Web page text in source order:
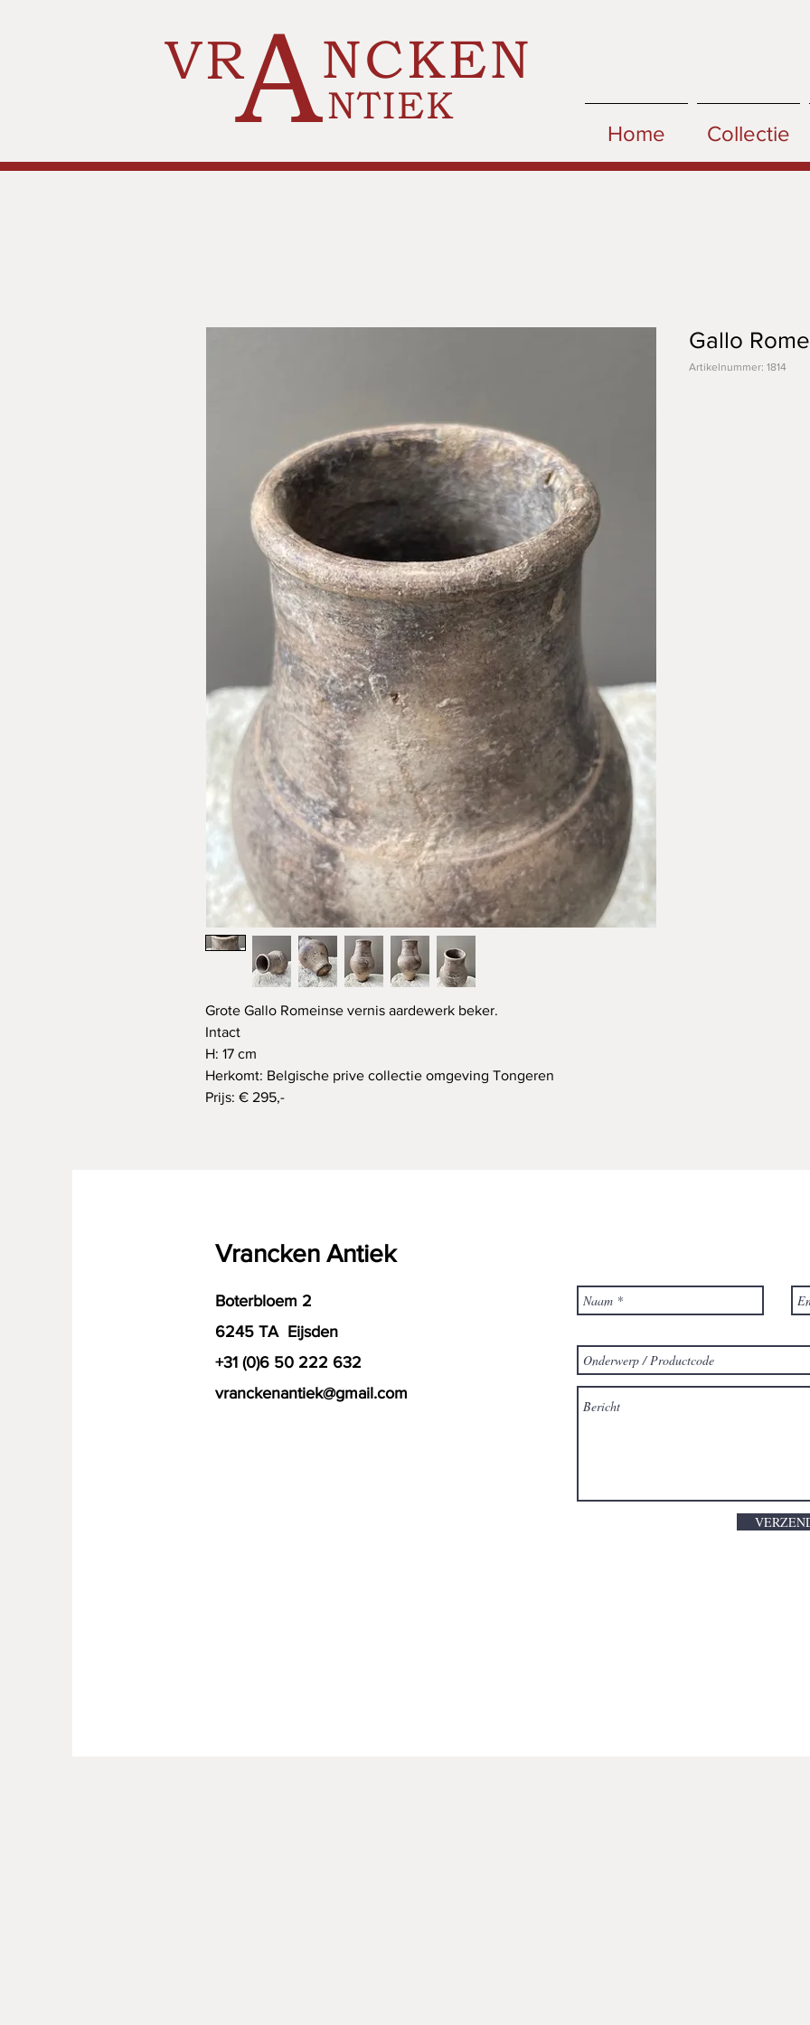
VRANCKEN
NTIEK
Home Collectie
Grote Gallo Romeinse vernis aardewerk beker.
Intact
H: 17 cm
Herkomt: Belgische prive collectie omgeving Tongeren
Prijs: € 295,-
Gallo
Artikelnummer: 1814
Vrancken Antiek
Boterbloem 2
6245 TA Eijsden
+31 (0)6 50 222 632
vranckenantiek@gmail.com